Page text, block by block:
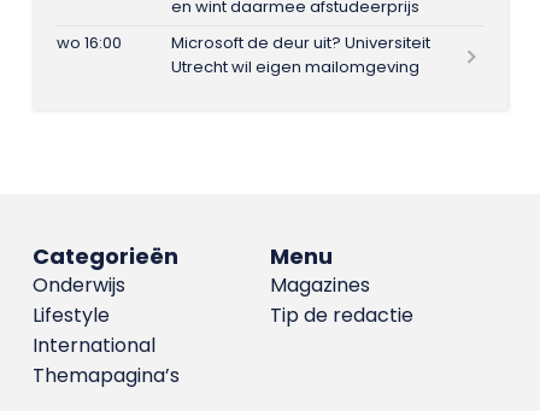
en wint daarmee afstudeerprijs
wo 16:00
Microsoft de deur uit? Universiteit
Utrecht wil eigen mailomgeving
Menu
Magazines
Tip de redactie
Categorieën
Onderwijs
Lifestyle
International
Themapagina’s